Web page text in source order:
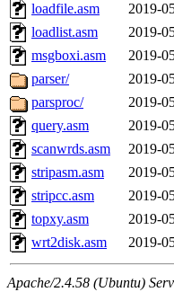
loadfile.asm
2019-
loadlist.asm
2019-
msgboxi.asm
2019-
parser/
2019-
parsproc/
2019-
query.asm
2019-
scanwrds.asm
2019-
stripasm.asm
2019-
stripcc.asm
2019-
topxy.asm
2019-
wrt2disk.asm
2019-
Apache/2.4.58 (Ubuntu)